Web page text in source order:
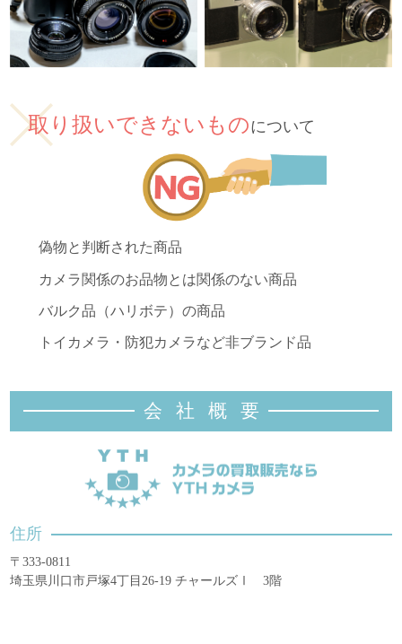
取り扱いできないものについて
偽物と判断された商品
カメラ関係のお品物とは関係のない商品
バルク品（ハリボテ）の商品
トイカメラ・防犯カメラなど非ブランド品
会社概 要
住所
〒333-0811
埼玉県川口市戸塚4丁目26-19 チャールズⅠ 3階